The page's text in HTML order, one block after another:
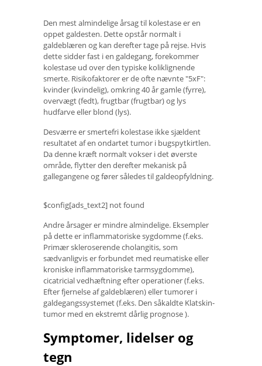
Den mest almindelige årsag til kolestase er en
oppet galdesten. Dette opstår normalt i
galdeblæren og kan derefter tage på rejse. Hvis
dette sidder fast i en galdegang, forekommer
kolestase ud over den typiske koliklignende
smerte. Risikofaktorer er de ofte nævnte "5xF":
kvinder (kvindelig), omkring 40 år gamle (fyrre),
overvægt (fedt), frugtbar (frugtbar) og lys
hudfarve eller blond (lys).
Desværre er smertefri kolestase ikke sjældent
resultatet af en ondartet tumor i bugspytkirtlen.
Da denne kræft normalt vokser i det øverste
område, flytter den derefter mekanisk på
gallegangene og fører således til galdeopfyldning.
$config[ads_text2] not found
Andre årsager er mindre almindelige. Eksempler
på dette er inflammatoriske sygdomme (f.eks.
Primær skleroserende cholangitis, som
sædvanligvis er forbundet med reumatiske eller
kroniske inflammatoriske tarmsygdomme),
cicatricial vedhæftning efter operationer (f.eks.
Efter fjernelse af galdeblæren) eller tumorer i
galdegangssystemet (f.eks. Den såkaldte Klatskin-
tumor med en ekstremt dårlig prognose ).
Symptomer, lidelser og
tegn